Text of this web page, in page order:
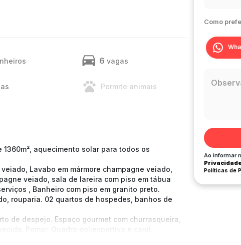
6 vagas
Permite animais
aquecimento solar para todos os
Lavabo em mármore champagne veiado,
veiado, sala de lareira com piso em tábua
, Banheiro com piso em granito preto.
rouparia. 02 quartos de hospedes, banhos de
de despejo. Espaço gourmet com churrasqueira,
Pomar. Quadra poliesportiva e canil.
Como
Ao informar
Políticas de